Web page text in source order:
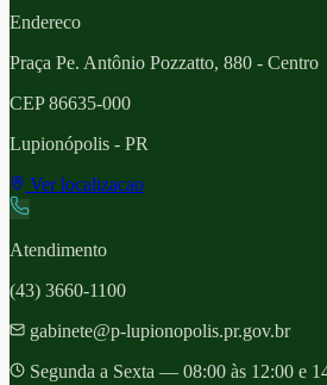
Endereco
Praça Pe. Antônio Pozzatto, 880 - Centro
CEP86635-000
Lupionópolis - PR
Ver localizacao
Atendimento
(43) 3660-1100
gabinete@p-lupionopolis.pr.gov.br
Segunda a Sexta — 08:00 às 12:00 e